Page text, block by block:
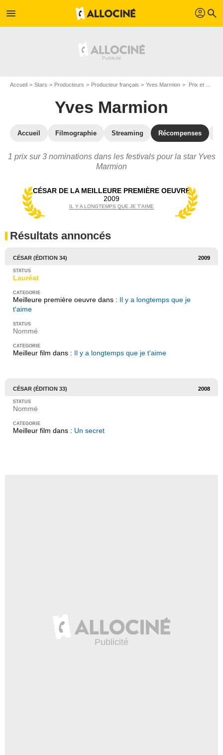
menu profil search
Accueil Stars Producteurs Producteur français Yves Marmion Prix et nominations de Yves Marmion
Yves Marmion
Accueil Filmographie Streaming Récompenses
1 prix sur 3 nominations dans les festivals pour la star Yves
Marmion
CÉSAR DE LA MEILLEURE PREMIÈRE OEUVRE
2009
IL Y A LONGTEMPS QUE JE T'AIME
Résultats annoncés
CÉSAR (ÉDITION 34) 2009
Lauréat
Meilleure première oeuvre dans : Il y a longtemps que je
t'aime
Nommé
Meilleur film dans : Il y a longtemps que je t'aime
CÉSAR (ÉDITION 33) 2008
Nommé
Meilleur film dans : Un secret